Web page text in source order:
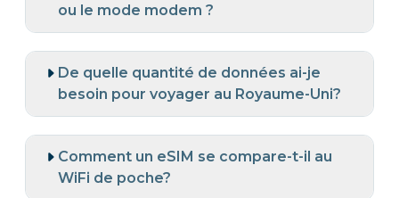
ou le mode modem ?
De quelle quantité de données ai-je
besoin pour voyager au Royaume-Uni?
Comment un eSIM se compare-t-il au
WiFi de poche?